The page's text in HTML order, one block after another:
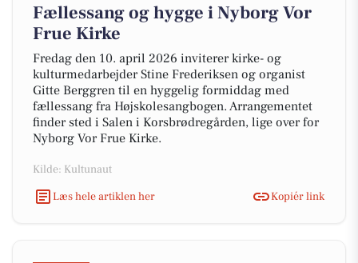
Fællessang og hygge i Nyborg Vor
Frue Kirke
Fredag den 10. april 2026 inviterer kirke- og
kulturmedarbejder Stine Frederiksen og organist
Gitte Berggren til en hyggelig formiddag med
fællessang fra Højskolesangbogen. Arrangementet
finder sted i Salen i Korsbrødregården, lige over for
Nyborg Vor Frue Kirke.
Kilde: Kultunaut
Læs hele artiklen her
Kopiér link